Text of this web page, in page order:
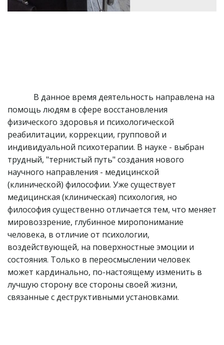
помощь людям в сфере восстановления
физического здоровья и психологической
реабилитации, коррекции, групповой и
индивидуальной психотерапии. В науке - выбран
трудный, "тернистый путь" создания нового
научного направления - медицинской
(клинической) философии. Уже существует
медицинская (клиническая) психология, но
философия существенно отличается тем, что меняет
мировоззрение, глубинное миропонимание
человека, в отличие от психологии,
воздействующей, на поверхностные эмоции и
состояния. Только в переосмыслении человек
может кардинально, по-настоящему изменить в
лучшую сторону все стороны своей жизни,
связанные с деструктивными установками.